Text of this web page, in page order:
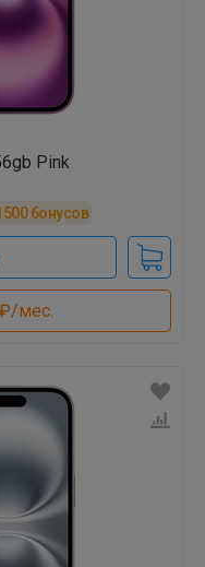
Pink
бонусов
мес.